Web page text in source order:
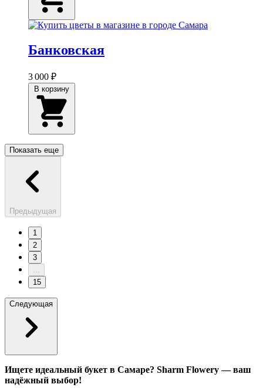
Банковская
3 000 ₽
Показать еще
Предыдущая
1
2
3
...
15
Следующая
Ищете идеальный букет в Самаре? Sharm Flowery — ваш
надёжный выбор!